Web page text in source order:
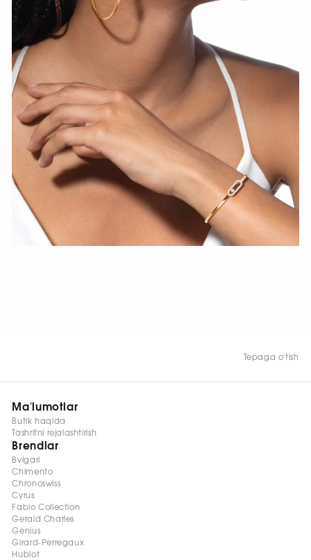
Tepaga o'tish
Ma'lumotlar
Butik haqida
Tashrifni rejalashtirish
Brendlar
Bvlgari
Chimento
Chronoswiss
Cyrus
Fabio Collection
Gerald Charles
Genius
Girard-Perregaux
Hublot